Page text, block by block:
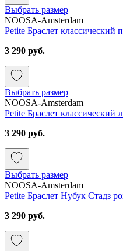
Выбрать размер
NOOSA-Amsterdam
Petite Браслет классический
3 290 руб.
Выбрать размер
NOOSA-Amsterdam
Petite Браслет классический
3 290 руб.
Выбрать размер
NOOSA-Amsterdam
Petite Браслет Нубук Стадз
3 290 руб.